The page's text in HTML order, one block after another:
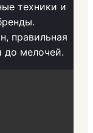
техники и
правильная
до мелочей.